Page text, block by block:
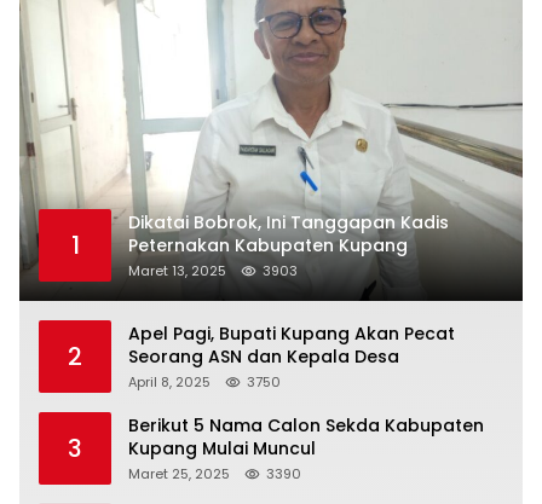
1
Dikatai Bobrok, Ini Tanggapan Kadis
Peternakan Kabupaten Kupang
Maret 13, 2025 3903
2
Apel Pagi, Bupati Kupang Akan Pecat
Seorang ASN dan Kepala Desa
April 8, 2025 3750
3
Berikut 5 Nama Calon Sekda Kabupaten
Kupang Mulai Muncul
Maret 25, 2025 3390